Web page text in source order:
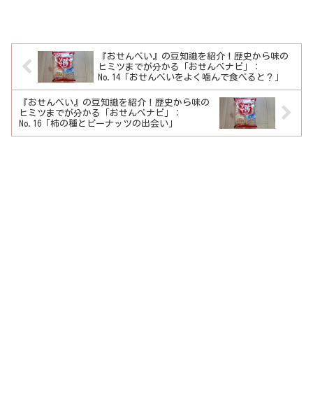
『おせんべい』の豆知識を紹介！歴史から味の
ヒミツまでが分かる「おせんべナビ」：
No.14「おせんべいをよく噛んで食べると？」
『おせんべい』の豆知識を紹介！歴史から味の
ヒミツまでが分かる「おせんべナビ」：
No.16「柿の種とピーナッツの出会い」